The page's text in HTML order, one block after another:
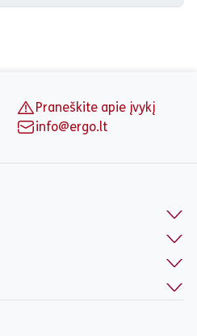
Praneškite apie įvykį
info@ergo.lt